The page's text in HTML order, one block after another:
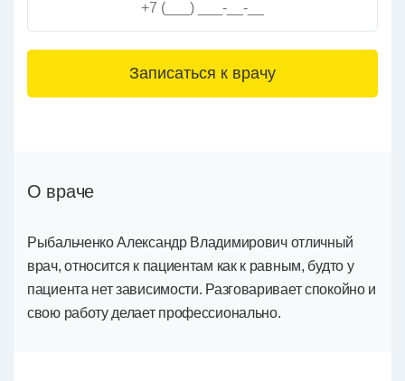
3+6=
О враче
Рыбальченко Александр Владимирович отличный
врач, относится к пациентам как к равным, будто у
пациента нет зависимости. Разговаривает спокойно и
свою работу делает профессионально.